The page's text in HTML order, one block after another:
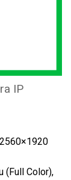
IP
(Full Color),